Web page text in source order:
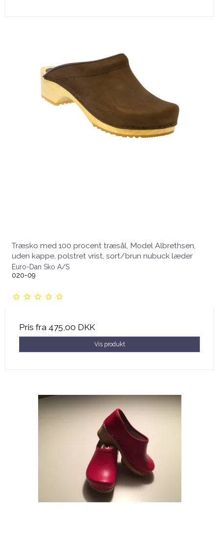
Træsko med 100 procent træsål, Model Albrethsen,
uden kappe, polstret vrist, sort/brun nubuck læder
Euro-Dan Sko A/S
020-09
Pris fra 475,00 DKK
Vis produkt